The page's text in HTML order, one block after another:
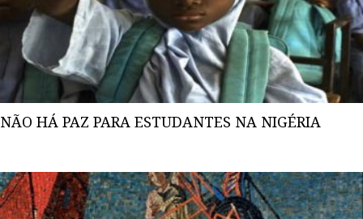
NÃO HÁ PAZ PARA ESTUDANTES NA NIGÉRIA